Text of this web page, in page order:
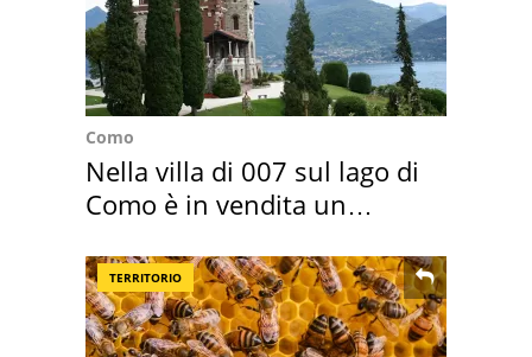
Como
Nella villa di 007 sul lago di
Como è in vendita un
TERRITORIO